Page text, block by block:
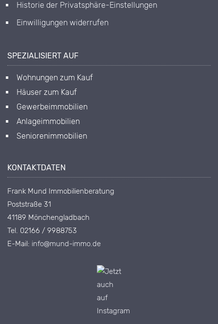
Historie der Privatsphäre-Einstellungen
Einwilligungen widerrufen
SPEZIALISIERT AUF
Wohnungen zum Kauf
Häuser zum Kauf
Gewerbeimmobilien
Anlageimmobilien
Seniorenimmobilien
KONTAKTDATEN
Frank Mund Immobilienberatung
Poststraße 31
41189 Mönchengladbach
Tel. 02166 / 9988753
E-Mail: info@mund-immo.de